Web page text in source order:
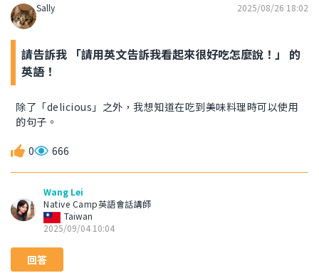
Sally 2025/08/26 18:02
請告訴我 「請用英文告訴我看起來很好吃怎麼說！」 的
英語！
除了「delicious」之外，我想知道在吃到美味料理時可以使用
的句子。
0 666
Wang Lei
Native Camp英語會話講師
Taiwan
2025/09/04 10:04
回答